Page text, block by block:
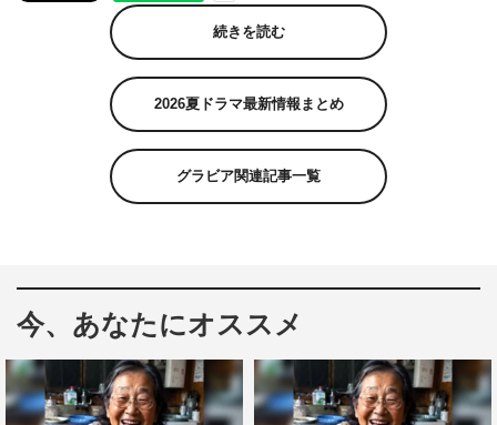
続きを読む
2026夏ドラマ最新情報まとめ
グラビア関連記事一覧
今、あなたにオススメ